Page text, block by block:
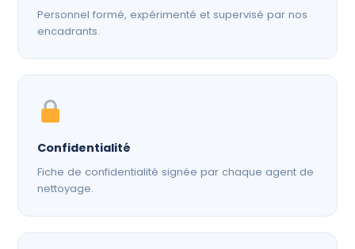
Personnel formé, expérimenté et supervisé par nos
encadrants.
Confidentialité
Fiche de confidentialité signée par chaque agent de
nettoyage.